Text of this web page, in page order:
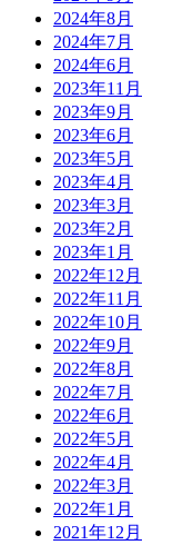
2024年8月
2024年7月
2024年6月
2023年11月
2023年9月
2023年6月
2023年5月
2023年4月
2023年3月
2023年2月
2023年1月
2022年12月
2022年11月
2022年10月
2022年9月
2022年8月
2022年7月
2022年6月
2022年5月
2022年4月
2022年3月
2022年1月
2021年12月